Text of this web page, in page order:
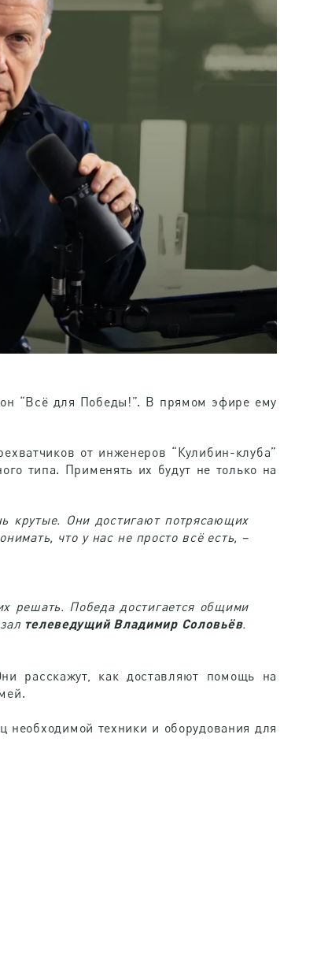
“Всё для Победы!”. В прямом эфире ему
от инженеров “Кулибин-клуба”
типа. Применять их будут не только на
крутые. Они достигают потрясающих
что у нас не просто всё есть, –
решать. Победа достигается общими
телеведущий Владимир Соловьёв.
расскажут, как доставляют помощь на
техники и оборудования для